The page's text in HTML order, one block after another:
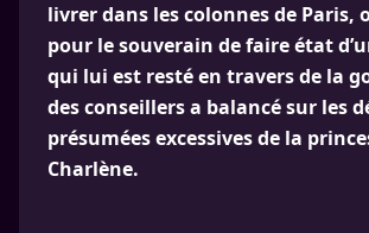
livrer dans les colonnes de Paris,
pour le souverain de faire état
qui lui est resté en travers de la
des conseillers a balancé sur les
présumées excessives de la
Charlène.